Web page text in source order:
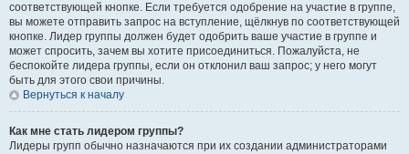
соответствующей кнопке. Если требуется одобрение на участие в группе,
вы можете отправить запрос на вступление, щёлкнув по соответствующей
кнопке. Лидер группы должен будет одобрить ваше участие в группе и
может спросить, зачем вы хотите присоединиться. Пожалуйста, не
беспокойте лидера группы, если он отклонил ваш запрос; у него могут
быть для этого свои причины.
Вернуться к началу
Как мне стать лидером группы?
Лидеры групп обычно назначаются при их создании администраторами